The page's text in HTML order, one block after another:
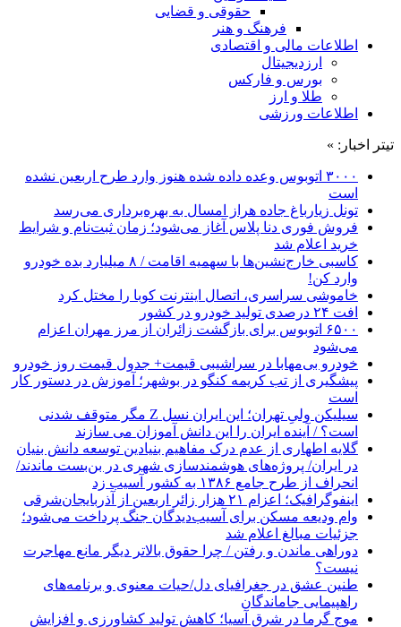
حقوقی و قضایی
فرهنگ و هنر
اطلاعات مالی و اقتصادی
ارزدیجیتال
بورس و فارکس
طلا و ارز
اطلاعات ورزشی
تیتر اخبار: »
۳۰۰۰ اتوبوس وعده داده شده هنوز وارد طرح اربعین نشده
است
تونل زیارباغ جاده هراز امسال به بهره‌برداری می‌رسد
فروش فوری دنا پلاس آغاز می‌شود؛ زمان ثبت‌نام و شرایط
خرید اعلام شد
کاسبی خارج‌نشین‌ها با سهمیه اقامت / ۸ میلیارد بده خودرو
وارد کن!
خاموشی سراسری، اتصال اینترنت کوبا را مختل کرد
افت ۲۴ درصدی تولید خودرو در کشور
۶۵۰۰ اتوبوس برای بازگشت زائران از مرز مهران اعزام
می‌شود
خودرو بی‌مهابا در سراشیبی قیمت+ جدول قیمت روز خودرو
پیشگیری از تب کریمه کنگو در بوشهر؛ آموزش در دستور کار
است
سیلیکن ولیِ تهران؛ این ایران نسل Z مگر متوقف شدنی
است؟ / آینده ایران را این دانش آموزان می سازند
گلایه اطهاری از عدم درک مفاهیم بنیادین توسعه دانش بنیان
در ایران/ پروژه‌های هوشمندسازی شهری در بن‌بست ماندند/
انحراف از طرح جامع ۱۳۸۶ به کشور آسیب زد
اینفوگرافیک؛ اعزام ۲۱ هزار زائر اربعین از آذربایجان‌شرقی
وام ودیعه مسکن برای آسیب‌دیدگان جنگ پرداخت می‌شود؛
جزئیات مبالغ اعلام شد
دوراهی ماندن و رفتن / چرا حقوق بالاتر دیگر مانع مهاجرت
نیست؟
طنین عشق در جغرافیای دل/حیات معنوی و برنامه‌های
راهپیمایی جاماندگان
موج گرما در شرق آسیا؛ کاهش تولید کشاورزی و افزایش